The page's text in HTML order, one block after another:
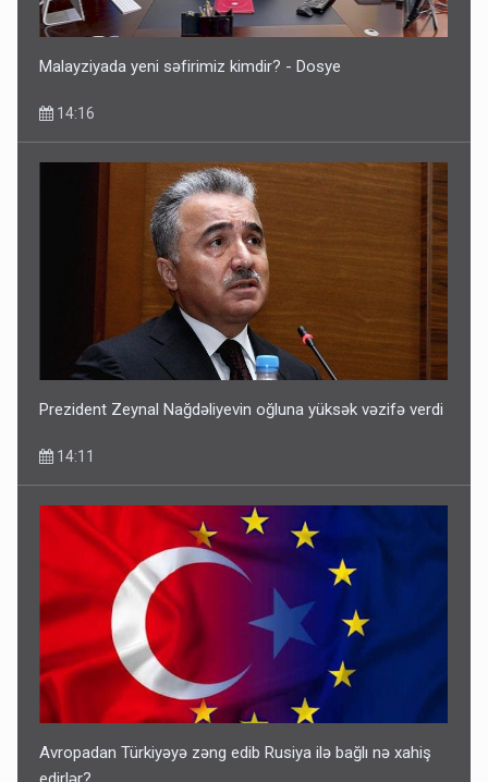
Malayziyada yeni səfirimiz kimdir? - Dosye
14:16
Prezident Zeynal Nağdəliyevin oğluna yüksək vəzifə verdi
14:11
Avropadan Türkiyəyə zəng edib Rusiya ilə bağlı nə xahiş